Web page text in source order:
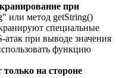
при
или метод getString()
специальные
при выводе значения
функцию
только на стороне